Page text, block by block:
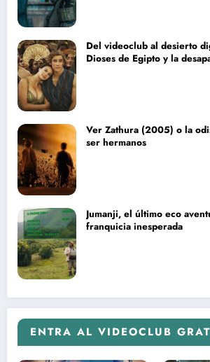
Del videoclub al desierto
Dioses de Egipto y la
Ver Zathura (2005) o la
ser hermanos
Jumanji, el último eco
franquicia inesperada
ENTRA AL VIDEOCLUB